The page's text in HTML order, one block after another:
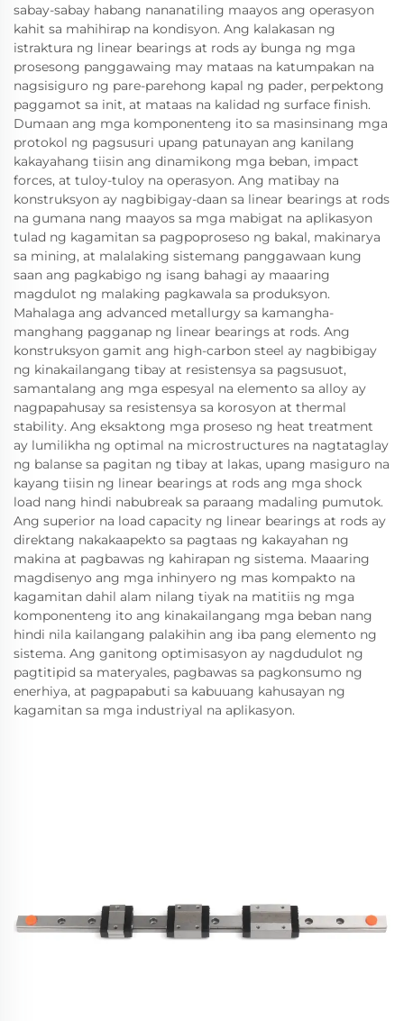
sabay-sabay habang nananatiling maayos ang operasyon
kahit sa mahihirap na kondisyon. Ang kalakasan ng
istraktura ng linear bearings at rods ay bunga ng mga
prosesong panggawaing may mataas na katumpakan na
nagsisiguro ng pare-parehong kapal ng pader, perpektong
paggamot sa init, at mataas na kalidad ng surface finish.
Dumaan ang mga komponenteng ito sa masinsinang mga
protokol ng pagsusuri upang patunayan ang kanilang
kakayahang tiisin ang dinamikong mga beban, impact
forces, at tuloy-tuloy na operasyon. Ang matibay na
konstruksyon ay nagbibigay-daan sa linear bearings at rods
na gumana nang maayos sa mga mabigat na aplikasyon
tulad ng kagamitan sa pagpoproseso ng bakal, makinarya
sa mining, at malalaking sistemang panggawaan kung
saan ang pagkabigo ng isang bahagi ay maaaring
magdulot ng malaking pagkawala sa produksyon.
Mahalaga ang advanced metallurgy sa kamangha-
manghang pagganap ng linear bearings at rods. Ang
konstruksyon gamit ang high-carbon steel ay nagbibigay
ng kinakailangang tibay at resistensya sa pagsusuot,
samantalang ang mga espesyal na elemento sa alloy ay
nagpapahusay sa resistensya sa korosyon at thermal
stability. Ang eksaktong mga proseso ng heat treatment
ay lumilikha ng optimal na microstructures na nagtataglay
ng balanse sa pagitan ng tibay at lakas, upang masiguro na
kayang tiisin ng linear bearings at rods ang mga shock
load nang hindi nabubreak sa paraang madaling pumutok.
Ang superior na load capacity ng linear bearings at rods ay
direktang nakakaapekto sa pagtaas ng kakayahan ng
makina at pagbawas ng kahirapan ng sistema. Maaaring
magdisenyo ang mga inhinyero ng mas kompakto na
kagamitan dahil alam nilang tiyak na matitiis ng mga
komponenteng ito ang kinakailangang mga beban nang
hindi nila kailangang palakihin ang iba pang elemento ng
sistema. Ang ganitong optimisasyon ay nagdudulot ng
pagtitipid sa materyales, pagbawas sa pagkonsumo ng
enerhiya, at pagpapabuti sa kabuuang kahusayan ng
kagamitan sa mga industriyal na aplikasyon.